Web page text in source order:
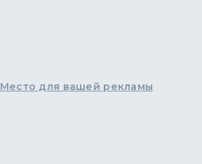
Место для вашей рекламы